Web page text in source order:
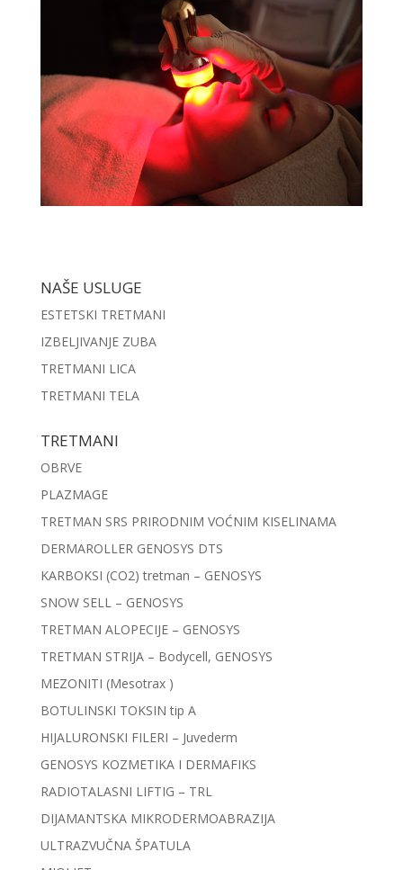
NAŠE USLUGE
ESTETSKI TRETMANI
IZBELJIVANJE ZUBA
TRETMANI LICA
TRETMANI TELA
TRETMANI
OBRVE
PLAZMAGE
TRETMAN SRS PRIRODNIM VOĆNIM KISELINAMA
DERMAROLLER GENOSYS DTS
KARBOKSI (CO2) tretman – GENOSYS
SNOW SELL – GENOSYS
TRETMAN ALOPECIJE – GENOSYS
TRETMAN STRIJA – Bodycell, GENOSYS
MEZONITI (Mesotrax )
BOTULINSKI TOKSIN tip A
HIJALURONSKI FILERI – Juvederm
GENOSYS KOZMETIKA I DERMAFIKS
RADIOTALASNI LIFTIG – TRL
DIJAMANTSKA MIKRODERMOABRAZIJA
ULTRAZVUČNA ŠPATULA